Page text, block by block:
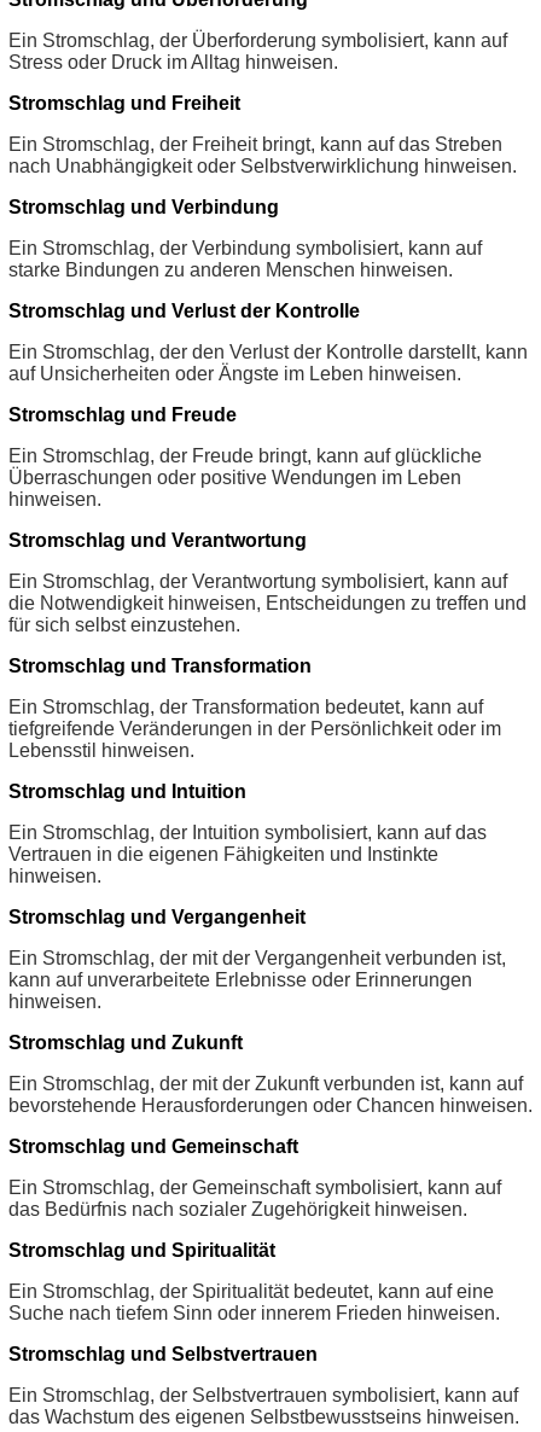
Ein Stromschlag, der Überforderung symbolisiert, kann auf
Stress oder Druck im Alltag hinweisen.
Stromschlag und Freiheit
Ein Stromschlag, der Freiheit bringt, kann auf das Streben
nach Unabhängigkeit oder Selbstverwirklichung hinweisen.
Stromschlag und Verbindung
Ein Stromschlag, der Verbindung symbolisiert, kann auf
starke Bindungen zu anderen Menschen hinweisen.
Stromschlag und Verlust der Kontrolle
Ein Stromschlag, der den Verlust der Kontrolle darstellt, kann
auf Unsicherheiten oder Ängste im Leben hinweisen.
Stromschlag und Freude
Ein Stromschlag, der Freude bringt, kann auf glückliche
Überraschungen oder positive Wendungen im Leben
hinweisen.
Stromschlag und Verantwortung
Ein Stromschlag, der Verantwortung symbolisiert, kann auf
die Notwendigkeit hinweisen, Entscheidungen zu treffen und
für sich selbst einzustehen.
Stromschlag und Transformation
Ein Stromschlag, der Transformation bedeutet, kann auf
tiefgreifende Veränderungen in der Persönlichkeit oder im
Lebensstil hinweisen.
Stromschlag und Intuition
Ein Stromschlag, der Intuition symbolisiert, kann auf das
Vertrauen in die eigenen Fähigkeiten und Instinkte
hinweisen.
Stromschlag und Vergangenheit
Ein Stromschlag, der mit der Vergangenheit verbunden ist,
kann auf unverarbeitete Erlebnisse oder Erinnerungen
hinweisen.
Stromschlag und Zukunft
Ein Stromschlag, der mit der Zukunft verbunden ist, kann auf
bevorstehende Herausforderungen oder Chancen hinweisen.
Stromschlag und Gemeinschaft
Ein Stromschlag, der Gemeinschaft symbolisiert, kann auf
das Bedürfnis nach sozialer Zugehörigkeit hinweisen.
Stromschlag und Spiritualität
Ein Stromschlag, der Spiritualität bedeutet, kann auf eine
Suche nach tiefem Sinn oder innerem Frieden hinweisen.
Stromschlag und Selbstvertrauen
Ein Stromschlag, der Selbstvertrauen symbolisiert, kann auf
das Wachstum des eigenen Selbstbewusstseins hinweisen.